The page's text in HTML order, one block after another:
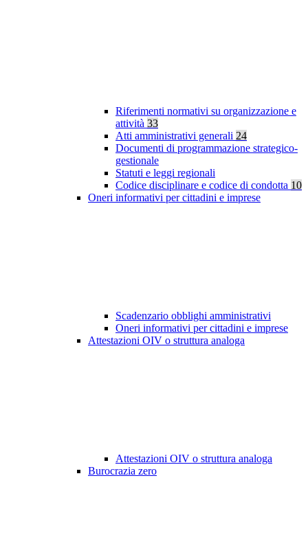
Riferimenti normativi su organizzazione e
attività 33
Atti amministrativi generali 24
Documenti di programmazione strategico-
gestionale
Statuti e leggi regionali
Codice disciplinare e codice di condotta 10
Oneri informativi per cittadini e imprese
Scadenzario obblighi amministrativi
Oneri informativi per cittadini e imprese
Attestazioni OIV o struttura analoga
Attestazioni OIV o struttura analoga
Burocrazia zero